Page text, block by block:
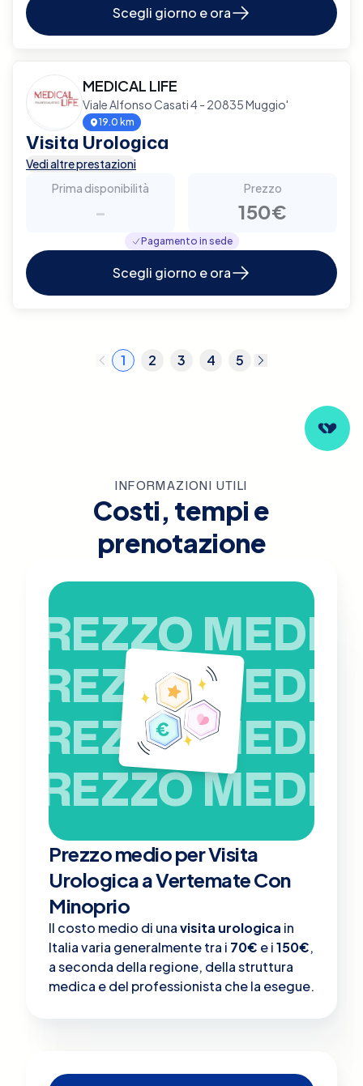
Scegli giorno e ora
MEDICAL LIFE
Viale Alfonso Casati 4 - 20835 Muggio'
19.0 km
Visita Urologica
Vedi altre prestazioni
Prima disponibilità
-
Prezzo
150€
Pagamento in sede
Scegli giorno e ora
1 2 3 4 5
INFORMAZIONI UTILI
Costi, tempi e
prenotazione
PREZZO MEDIO
PREZZO MEDIO
PREZZO MEDIO
PREZZO MEDIO
Prezzo medio per Visita
Urologica a Vertemate Con
Minoprio
Il costo medio di unavisita urologica in
Italia varia generalmente tra i 70€ e i150€,
a seconda della regione, della struttura
medica e del professionista che la esegue.